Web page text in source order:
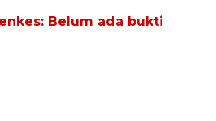
Belum ada bukti